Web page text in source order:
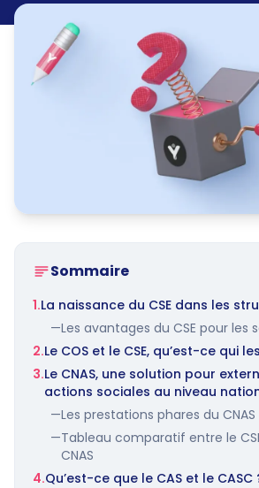
Sommaire
1.La naissance du CSE dans les
—Les avantages du CSE pour les
2.Le COS et le CSE, qu’est-ce qui
3.Le CNAS, une solution pour
actions sociales au niveau
—Les prestations phares du CNAS
—Tableau comparatif entre le
CNAS
4.Qu’est-ce que le CAS et le CASC